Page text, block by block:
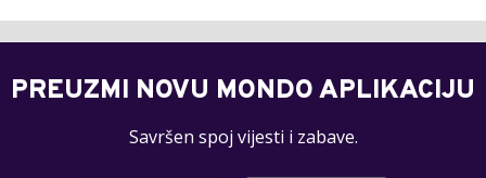
PREUZMI NOVU MONDO APLIKACIJU
Savršen spoj vijesti i zabave.